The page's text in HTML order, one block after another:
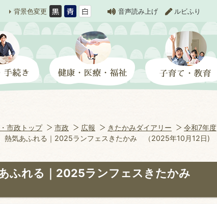
背景色変更 音声読み上げ ルビふり
市政トップ 市政 広報 きたかみダイアリー
令和7年度
熱気あふれる｜2025ランフェスきたかみ （2025年10月12日)
ふれる｜2025ランフェスきたかみ